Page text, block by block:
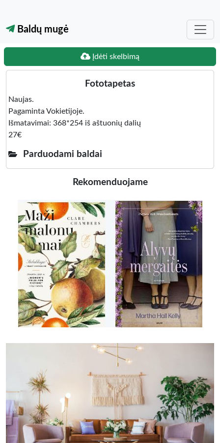
Baldų mugė
Įdėti skelbimą
Fototapetas
Naujas.
Pagaminta Vokietijoje.
Išmatavimai: 368*254 iš aštuonių dalių
27€
Parduodami baldai
Rekomenduojame